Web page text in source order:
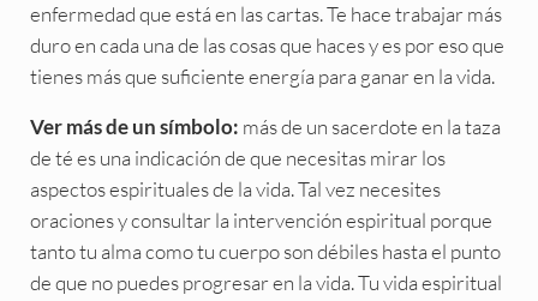
enfermedad que está en las cartas. Te hace trabajar más
duro en cada una de las cosas que haces y es por eso que
tienes más que suficiente energía para ganar en la vida.
Ver más de un símbolo: más de un sacerdote en la taza
de té es una indicación de que necesitas mirar los
aspectos espirituales de la vida. Tal vez necesites
oraciones y consultar la intervención espiritual porque
tanto tu alma como tu cuerpo son débiles hasta el punto
de que no puedes progresar en la vida. Tu vida espiritual